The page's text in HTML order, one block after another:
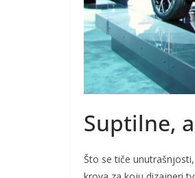
Suptilne,
Što se tiče